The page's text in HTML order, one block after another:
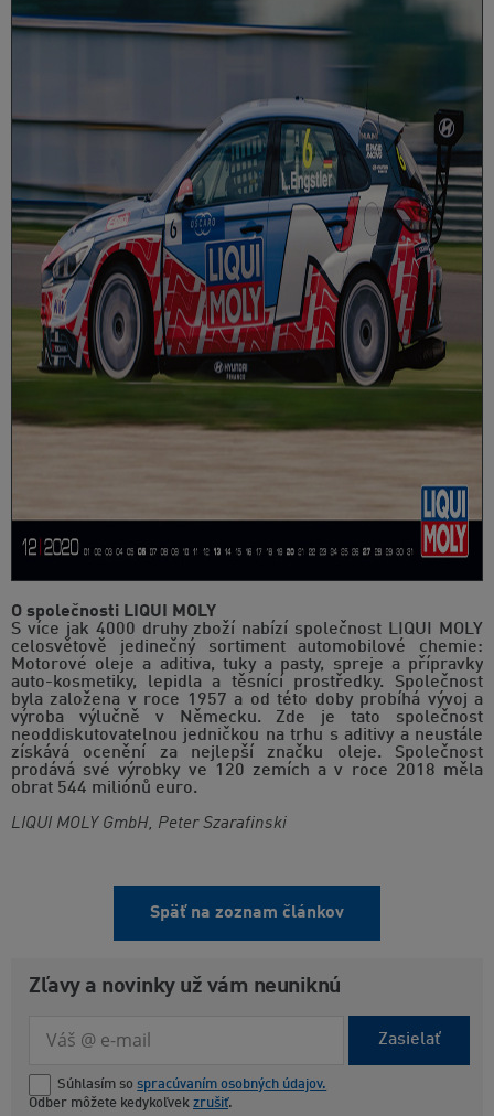
O společnosti LIQUI MOLY
S více jak 4000 druhy zboží nabízí společnost LIQUI MOLY
celosvětově jedinečný sortiment automobilové chemie:
Motorové oleje a aditiva, tuky a pasty, spreje a přípravky
auto-kosmetiky, lepidla a těsnící prostředky. Společnost
byla založena v roce 1957 a od této doby probíhá vývoj a
výroba výlučně v Německu. Zde je tato společnost
neoddiskutovatelnou jedničkou na trhu s aditivy a neustále
získává ocenění za nejlepší značku oleje. Společnost
prodává své výrobky ve 120 zemích a v roce 2018 měla
obrat 544 miliónů euro.
LIQUI MOLY GmbH, Peter Szarafinski
Späť na zoznam článkov
Zľavy a novinky už vám neuniknú
Zasielať
Súhlasím so spracúvaním osobných údajov.
Odber môžete kedykoľvek zrušiť.